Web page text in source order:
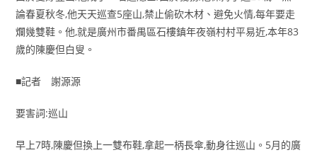
論春夏秋冬,他天天巡查5座山,禁止偷砍木材、避免火情,每年要走
爛幾雙鞋。他,就是廣州市番禺區石樓鎮年夜嶺村村平易近,本年83
歲的陳慶但白叟。
■記者 謝源源
要害詞:巡山
早上7時,陳慶但換上一雙布鞋,拿起一柄長傘,動身往巡山。5月的廣